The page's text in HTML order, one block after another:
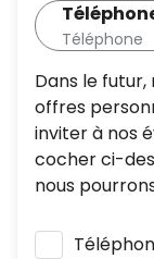
Dans le
offres
inviter à nos
cocher ci-
nous